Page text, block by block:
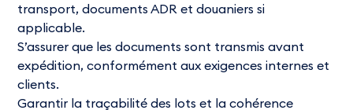
transport, documents ADR et douaniers si
applicable.
S’assurer que les documents sont transmis avant
expédition, conformément aux exigences internes et
clients.
Garantir la traçabilité des lots et la cohérence